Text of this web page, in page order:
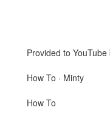
Provided to
How To · Minty
How To